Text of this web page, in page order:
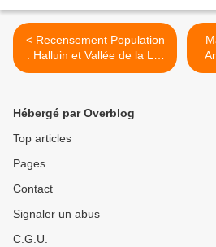
< Recensement Population
: Halluin et Vallée de la Lys
(Janvier 2020).
Hébergé par Overblog
Top articles
Pages
Contact
Signaler un abus
C.G.U.